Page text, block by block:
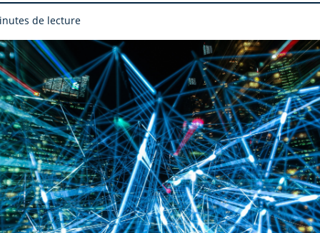
de lecture